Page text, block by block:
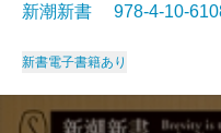
新潮新書 978-4-10-
新書電子書籍あり